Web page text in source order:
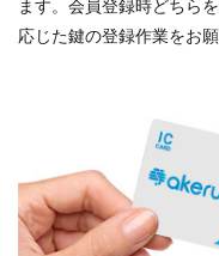
ます。会員登録時どちら
応じた鍵の登録作業をお願